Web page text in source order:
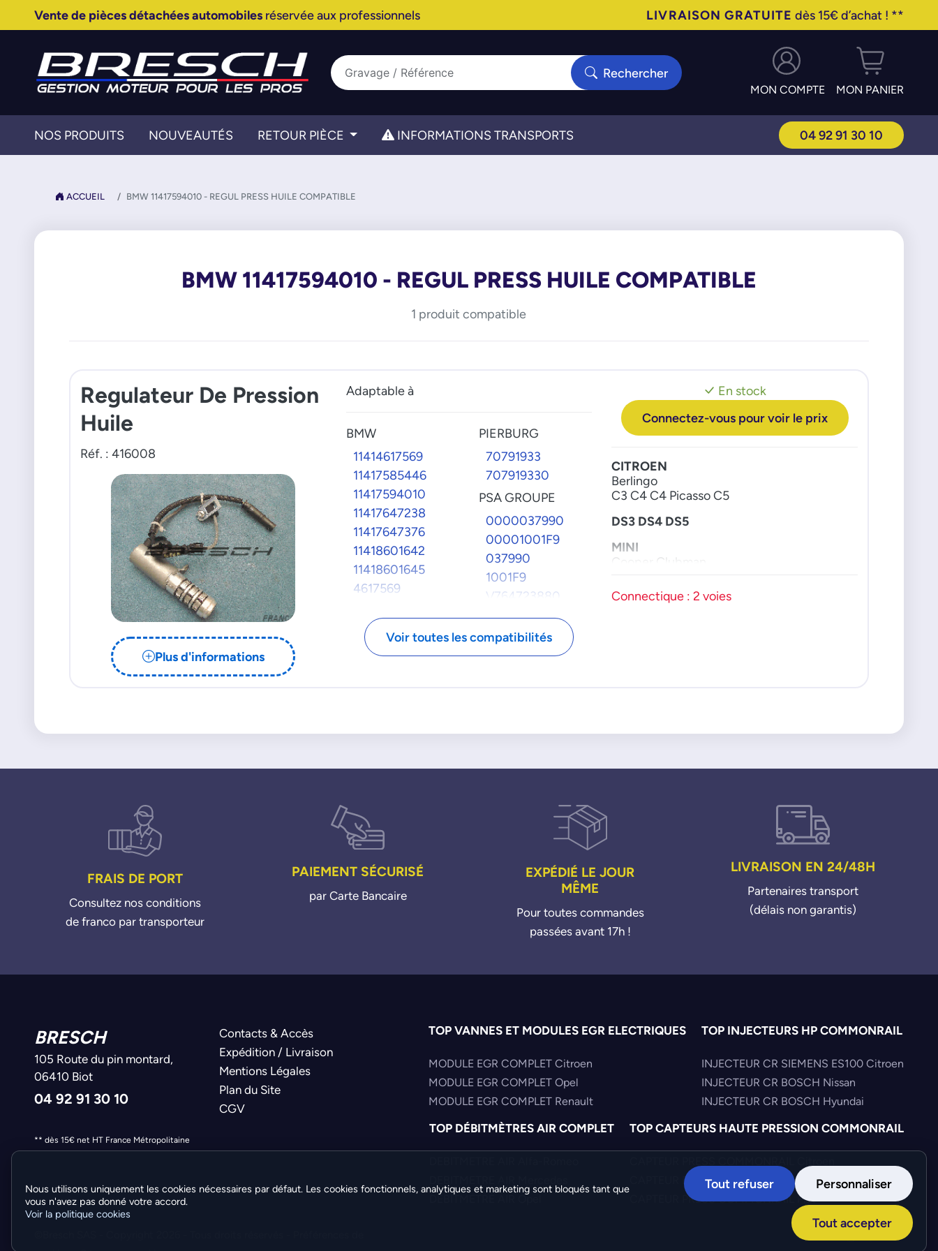
Vente de pièces détachées automobilesréservée aux professionnels LIVRAISON GRATUITE dès 15€ d’achat ! **
Rechercher
MON COMPTE MON PANIER
NOS PRODUITS NOUVEAUTÉS RETOUR PIÈCE INFORMATIONS TRANSPORTS 04 92 91 30 10
ACCUEIL BMW 11417594010 - REGUL PRESS HUILE COMPATIBLE
BMW 11417594010 - REGUL PRESS HUILE COMPATIBLE
1 produit compatible
Regulateur De Pression
Huile
Réf. : 416008
Plus d'informations
Adaptable à
BMW
11414617569
11417585446
11417594010
11417647238
11417647376
11418601642
11418601645
4617569
7594010
7647238
PIERBURG
70791933
707919330
PSA GROUPE
0000037990
00001001F9
037990
1001F9
V764723880
V764737680
V860164580
Voir toutes les compatibilités
En stock
Connectez-vous pour voir le prix
CITROEN
Berlingo
C3 C4 C4 Picasso C5
DS3 DS4 DS5
MINI
Cooper Clubman
2008 207 208
Connectique : 2 voies
FRAIS DE PORT
Consultez nos conditions
de franco par transporteur
PAIEMENT SÉCURISÉ
par Carte Bancaire
EXPÉDIÉ LE JOUR
MÊME
Pour toutes commandes
passées avant 17h !
LIVRAISON EN 24/48H
Partenaires transport
(délais non garantis)
BRESCH
105 Route du pin montard,
06410 Biot
04 92 91 30 10
Contacts & Accès
Expédition / Livraison
Mentions Légales
Plan du Site
CGV
** dès 15€ net HT France Métropolitaine
TOP VANNES ET MODULES EGR ELECTRIQUES
MODULE EGR COMPLET Citroen
MODULE EGR COMPLET Opel
MODULE EGR COMPLET Renault
TOP INJECTEURS HP COMMONRAIL
INJECTEUR CR SIEMENS ES100 Citroen
INJECTEUR CR BOSCH Nissan
INJECTEUR CR BOSCH Hyundai
TOP DÉBITMÈTRES AIR COMPLET
DEBITMETRE AIR Opel
TOP CAPTEURS HAUTE PRESSION COMMONRAIL
CAPTEUR PRESS COMMONRAIL Mercedes
CAPTEUR PRESS COMMONRAIL Fiat
Création :
Nous utilisons uniquement les cookies nécessaires par défaut. Les cookies fonctionnels, analytiques et marketing sont bloqués tant que
vous n'avez pas donné votre accord.
Voir la politique cookies
Tout refuser Personnaliser
Tout accepter